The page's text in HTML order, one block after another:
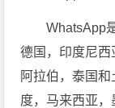
WhatsApp
德国，印度尼
阿拉伯，泰国
度，马来西亚